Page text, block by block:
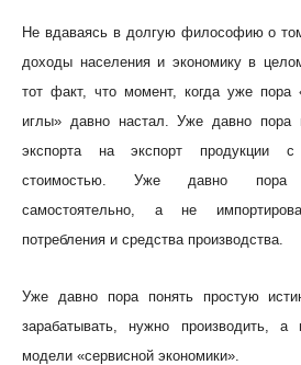
Не вдаваясь в долгую философию о
доходы населения и экономику в
тот факт, что момент, когда уже пора
иглы» давно настал. Уже давно пора
экспорта на экспорт продукции с
стоимостью. Уже давно пора
самостоятельно, а не
потребления и средства производства.
Уже давно пора понять простую
зарабатывать, нужно производить,
модели «сервисной экономики».